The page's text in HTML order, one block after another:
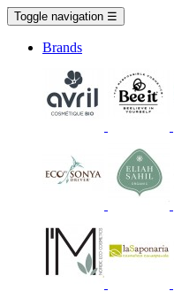
Vogn 0 vare
Toggle navigation ☰
Brands